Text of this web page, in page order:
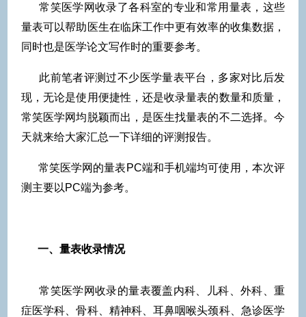
常笑医学网收录了各科室的专业和常用量表，这些
量表可以帮助医生在临床工作中更有效率的收集数据，
同时也是医学论文写作时的重要参考。
此前笔者评测过不少医学量表平台，多家对比后发
现，无论是使用便捷性，还是收录量表的数量和质量，
常笑医学网均脱颖而出，是医生找量表的不二选择。今
天就来给大家汇总一下详细的评测报告。
常笑医学网的量表PC端和手机端均可使用，本次评
测主要以PC端为参考。
一、 量表收录情况
常笑医学网收录的量表覆盖内科、儿科、外科、重
症医学科、骨科、精神科、耳鼻咽喉头颈科、急诊医学